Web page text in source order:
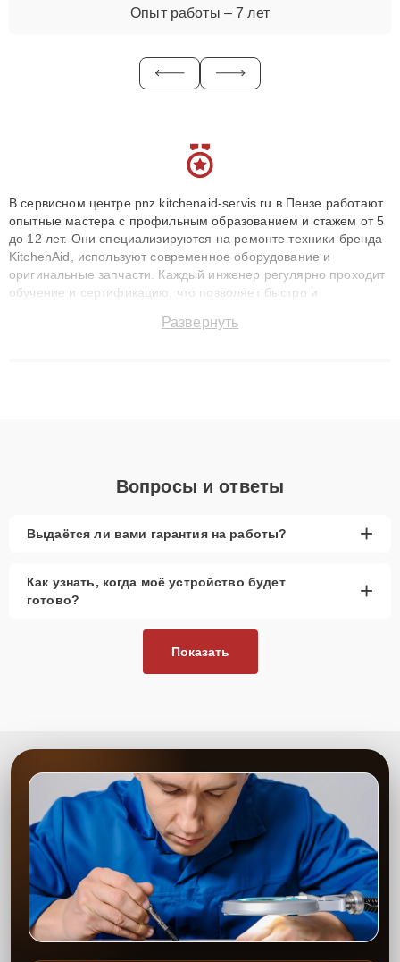
Опыт работы – 7 лет
В сервисном центре pnz.kitchenaid-servis.ru в Пензе работают
опытные мастера с профильным образованием и стажем от 5
до 12 лет. Они специализируются на ремонте техники бренда
KitchenAid, используют современное оборудование и
оригинальные запчасти. Каждый инженер регулярно проходит
обучение и сертификацию, что позволяет быстро и
сохранением гарантии до 3 лет. Наши мастера решают
Развернуть
Вопросы и ответы
Выдаётся ли вами гарантия на работы? +
Как узнать, когда моё устройство будет
готово?
+
Показать